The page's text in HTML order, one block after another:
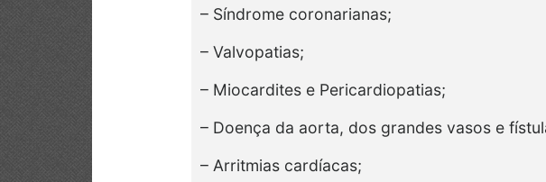
– Síndrome coronarianas;
– Valvopatias;
– Miocardites e Pericardiopatias;
– Doença da aorta, dos grandes vasos e
– Arritmias cardíacas;